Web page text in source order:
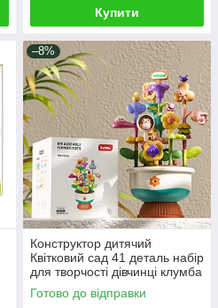
Купити
–8%
Конструктор дитячий
Квітковий сад 41 деталь набір
для творчості дівчинці клумба
в горщику 5в1 композиція
флора квіти
Готово до відправки